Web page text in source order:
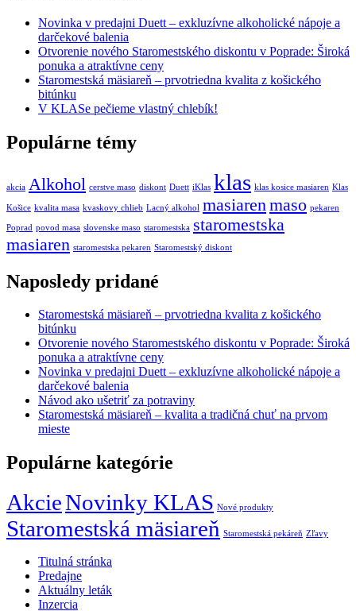
Novinka v predajni Duett – exkluzívne alkoholické nápoje a
darčekové balenia
Otvorenie nového Staromestského diskontu v Poprade: Široká
ponuka a atraktívne ceny
Staromestská mäsiareň – prvotriedna kvalita z košického
bitúnku
V KLASe pečieme vlastný chlebík!
Populárne témy
akcia Alkohol cerstve maso diskont Duett iKlas klas klas kosice masiaren Klas
Košice kvalita masa kvaskovy chlieb Lacný alkohol masiaren maso pekaren
Poprad povod masa slovenske maso staromestska staromestska
masiaren staromestska pekaren Staromestský diskont
Naposledy pridané
Staromestská mäsiareň – prvotriedna kvalita z košického
bitúnku
Otvorenie nového Staromestského diskontu v Poprade: Široká
ponuka a atraktívne ceny
Novinka v predajni Duett – exkluzívne alkoholické nápoje a
darčekové balenia
Návod ako ušetriť za potraviny
Staromestská mäsiareň – kvalita a tradičná chuť na prvom
mieste
Populárne kategórie
AkcieNovinky KLAS Nové produkty
Staromestská mäsiareň Staromestská pekáreň Zľavy
Titulná stránka
Predajne
Aktuálny leták
Inzercia